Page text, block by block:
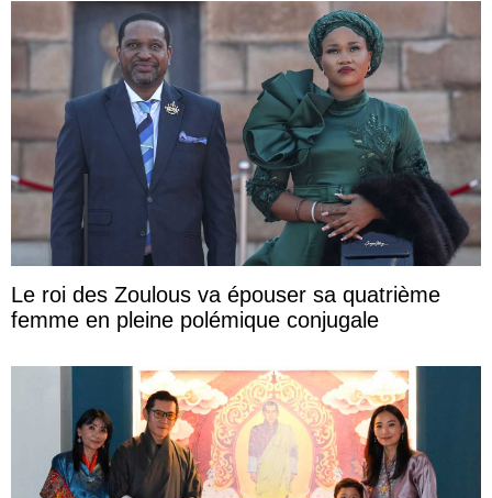
Le roi des Zoulous va épouser sa quatrième
femme en pleine polémique conjugale